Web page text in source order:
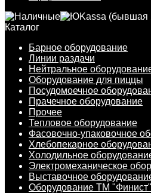
Каталог
Барное оборудование
Линии раздачи
Нейтральное
Оборудование для пиццы
Посудомоечное
Прачечное оборудование
Прочее
Тепловое оборудование
Фасовочно-упаковочное
Хлебопекарное
Холодильное
Электромеханическое
Выставочное
Оборудование ТМ "Финист"